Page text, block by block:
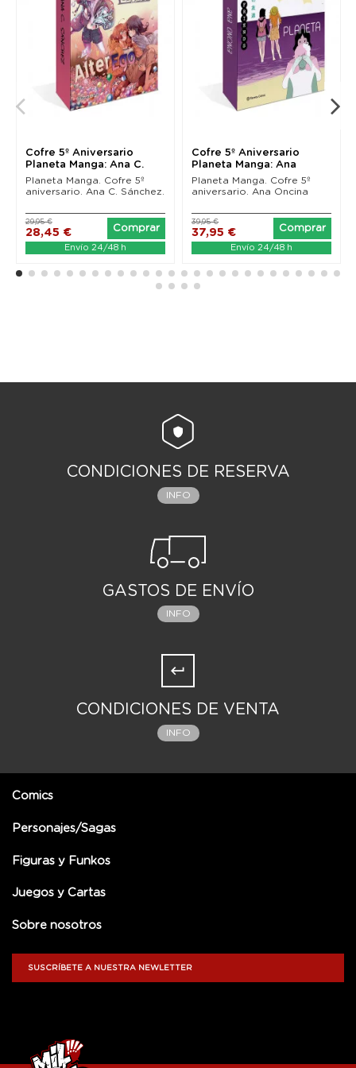
Cofre 5º Aniversario
Planeta Manga: Ana C.
Sánchez
Planeta Manga. Cofre 5º
aniversario. Ana C. Sánchez.
28,45 €
29,95 €
Comprar
Envío 24/48 h
Cofre 5º Aniversario
Planeta Manga: Ana
Oncina
Planeta Manga. Cofre 5º
aniversario. Ana Oncina
37,95 €
39,95 €
Comprar
Envío 24/48 h
CONDICIONES DE RESERVA
INFO
GASTOS DE ENVÍO
INFO
CONDICIONES DE VENTA
INFO
Comics
Personajes/Sagas
Figuras y Funkos
Juegos y Cartas
Sobre nosotros
SUSCRÍBETE A NUESTRA NEWLETTER